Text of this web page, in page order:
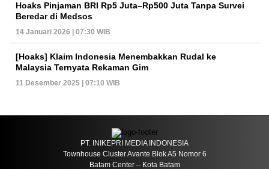
Hoaks Pinjaman BRI Rp5 Juta–Rp500 Juta Tanpa Survei
Beredar di Medsos
14 Januari 2026 | 07:30 WIB
[Hoaks] Klaim Indonesia Menembakkan Rudal ke
Malaysia Ternyata Rekaman Gim
11 Desember 2025 | 07:10 WIB
PT. INIKEPRI MEDIA INDONESIA
Townhouse Cluster Avante Blok A5 Nomor 6
Batam Center – Kota Batam